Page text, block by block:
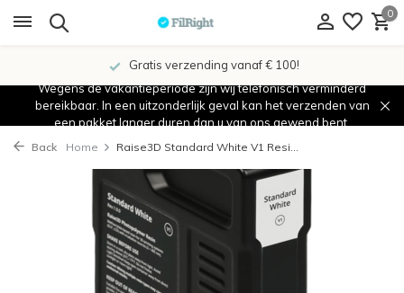
0
Gratis verzending vanaf € 100!
Wegens de vakantieperiode zijn wij telefonisch verminderd
bereikbaar. In een uitzonderlijk geval kan het verzenden van
een pakket langer duren dan u van ons gewend bent.
Back Home Raise3D Standard White V1 Resi...